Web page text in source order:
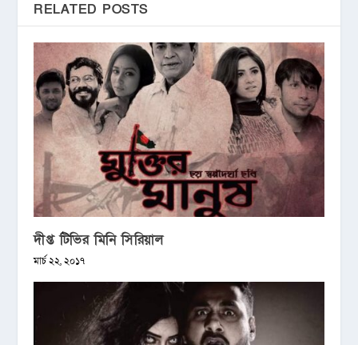
RELATED POSTS
দীপ্ত টিভির মিনি সিরিয়াল
মার্চ ২২, ২০১৭